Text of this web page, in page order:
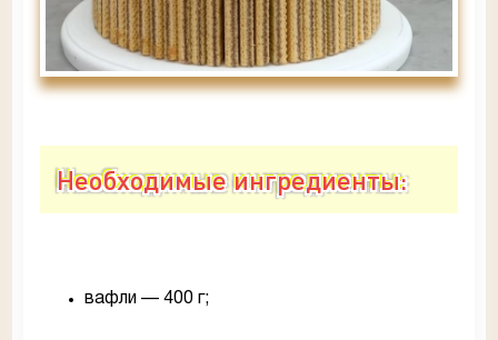
Необходимые ингредиенты:
вафли — 400 г;